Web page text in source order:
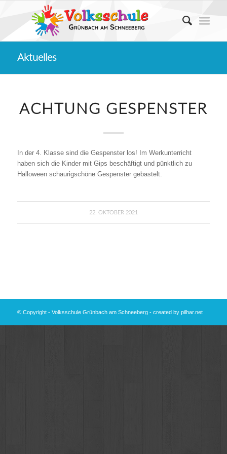
Aktuelles
ACHTUNG GESPENSTER
In der 4. Klasse sind die Gespenster los! Im Werkunterricht
haben sich die Kinder mit Gips beschäftigt und pünktlich zu
Halloween schaurigschöne Gespenster gebastelt.
22. OKTOBER 2021
© Copyright - Volksschule Grünbach am Schneeberg - created by pilhar.net